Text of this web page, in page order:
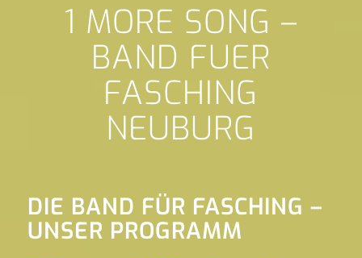
1 MORE SONG –
BAND FUER
FASCHING
NEUBURG
DIE BAND FÜR FASCHING –
UNSER PROGRAMM